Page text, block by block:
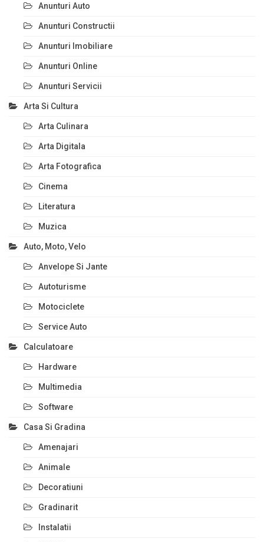
Anunturi Auto
Anunturi Constructii
Anunturi Imobiliare
Anunturi Online
Anunturi Servicii
Arta Si Cultura
Arta Culinara
Arta Digitala
Arta Fotografica
Cinema
Literatura
Muzica
Auto, Moto, Velo
Anvelope Si Jante
Autoturisme
Motociclete
Service Auto
Calculatoare
Hardware
Multimedia
Software
Casa Si Gradina
Amenajari
Animale
Decoratiuni
Gradinarit
Instalatii